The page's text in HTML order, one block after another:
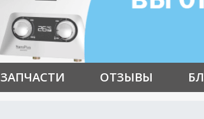
ЗАПЧАСТИ ОТЗЫВЫ